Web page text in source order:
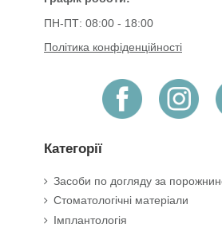
ПН-ПТ: 08:00 - 18:00
Політика конфіденційності
Категорії
Засоби по догляду за
Стоматологічні матеріали
Імплантологія